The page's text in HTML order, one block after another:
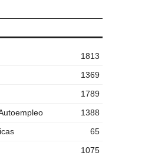
1813
1369
1789
1388
65
1075